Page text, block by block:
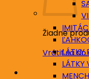
Žiadne
Vrátiť sa do
LÁTKY
LÁTKY